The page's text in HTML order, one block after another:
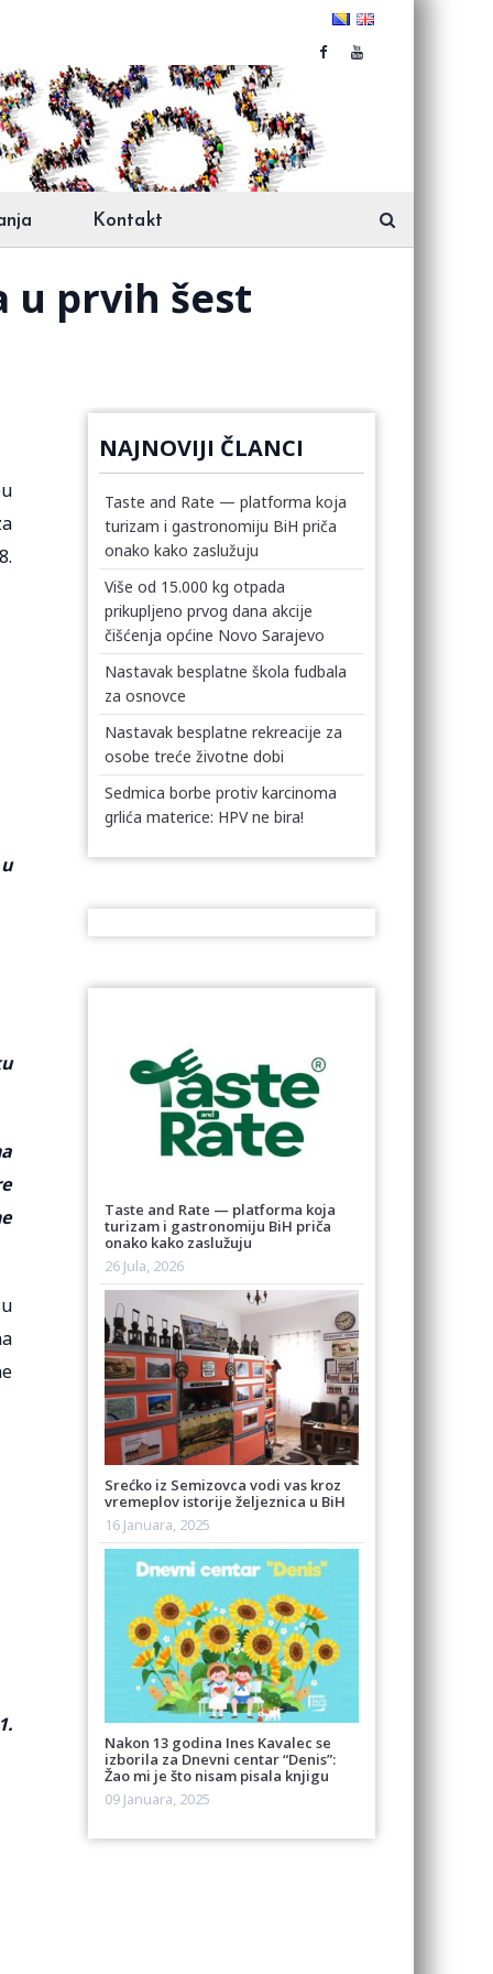
Kontakt
u prvih šest
NAJNOVIJI ČLANCI
Taste and Rate — platforma koja
turizam i gastronomiju BiH priča
onako kako zaslužuju
Više od 15.000 kg otpada
prikupljeno prvog dana akcije
čišćenja općine Novo Sarajevo
Nastavak besplatne škola fudbala
za osnovce
Nastavak besplatne rekreacije za
osobe treće životne dobi
Sedmica borbe protiv karcinoma
grlića materice: HPV ne bira!
Taste and Rate — platforma koja
turizam i gastronomiju BiH priča
onako kako zaslužuju
26 Jula, 2026
Srećko iz Semizovca vodi vas kroz
vremeplov istorije željeznica u BiH
16 Januara, 2025
Nakon 13 godina Ines Kavalec se
izborila za Dnevni centar “Denis”:
Žao mi je što nisam pisala knjigu
09 Januara, 2025